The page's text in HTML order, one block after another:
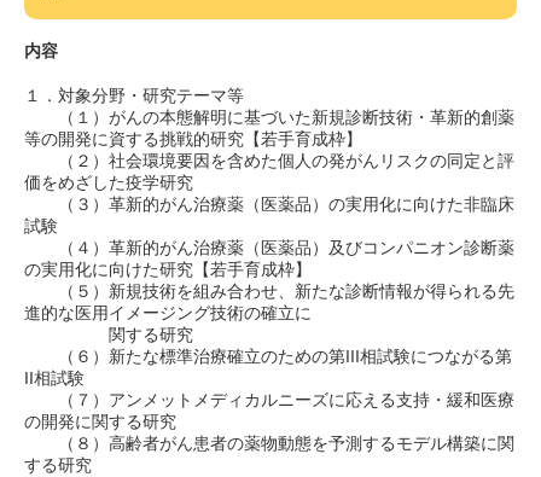
内容
１．対象分野・研究テーマ等
（１）がんの本態解明に基づいた新規診断技術・革新的創薬
等の開発に資する挑戦的研究【若手育成枠】
（２）社会環境要因を含めた個人の発がんリスクの同定と評
価をめざした疫学研究
（３）革新的がん治療薬（医薬品）の実用化に向けた非臨床
試験
（４）革新的がん治療薬（医薬品）及びコンパニオン診断薬
の実用化に向けた研究【若手育成枠】
（５）新規技術を組み合わせ、新たな診断情報が得られる先
進的な医用イメージング技術の確立に
関する研究
（６）新たな標準治療確立のための第III相試験につながる第
II相試験
（７）アンメットメディカルニーズに応える支持・緩和医療
の開発に関する研究
（８）高齢者がん患者の薬物動態を予測するモデル構築に関
する研究